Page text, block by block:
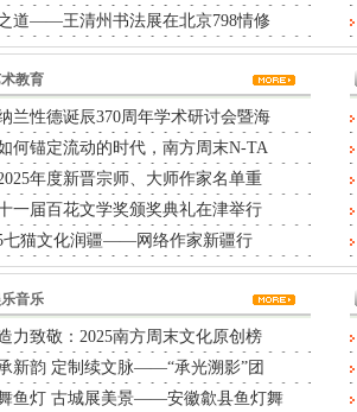
道——王清州书法展在北京798情修
教育
兰性德诞辰370周年学术研讨会暨海
何锚定流动的时代，南方周末N-TA
年度新晋宗师、大师作家名单重
一届百花文学奖颁奖典礼在津举行
七猫文化润疆——网络作家新疆行
音乐
力致敬：2025南方周末文化原创榜
新韵 定制续文脉——“承光溯影”团
鱼灯 古城展美景——安徽歙县鱼灯舞